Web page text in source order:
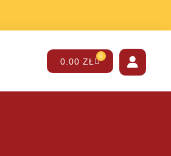
0.00ZŁ
0